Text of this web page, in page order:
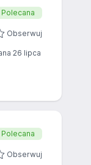
Polecana
Obserwuj
26 lipca
Polecana
Obserwuj